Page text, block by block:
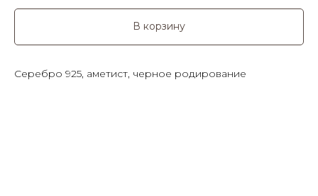
В корзину
Серебро 925, аметист, черное родирование